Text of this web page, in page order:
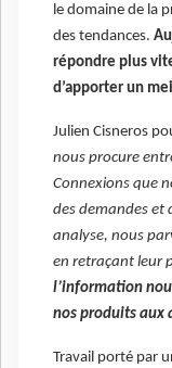
le domaine de la
des tendances.
répondre plus
d’apporter un
Julien Cisneros
nous procure
Connexions que
des demandes et
analyse, nous
en retraçant leur
l’information
nos produits aux
Travail porté par